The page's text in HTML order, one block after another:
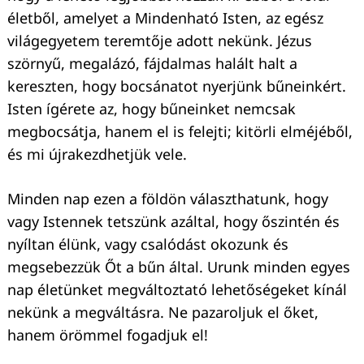
életből, amelyet a Mindenható Isten, az egész
világegyetem teremtője adott nekünk. Jézus
szörnyű, megalázó, fájdalmas halált halt a
kereszten, hogy bocsánatot nyerjünk bűneinkért.
Isten ígérete az, hogy bűneinket nemcsak
megbocsátja, hanem el is felejti; kitörli elméjéből,
és mi újrakezdhetjük vele.
Minden nap ezen a földön választhatunk, hogy
vagy Istennek tetszünk azáltal, hogy őszintén és
nyíltan élünk, vagy csalódást okozunk és
megsebezzük Őt a bűn által. Urunk minden egyes
nap életünket megváltoztató lehetőségeket kínál
nekünk a megváltásra. Ne pazaroljuk el őket,
hanem örömmel fogadjuk el!